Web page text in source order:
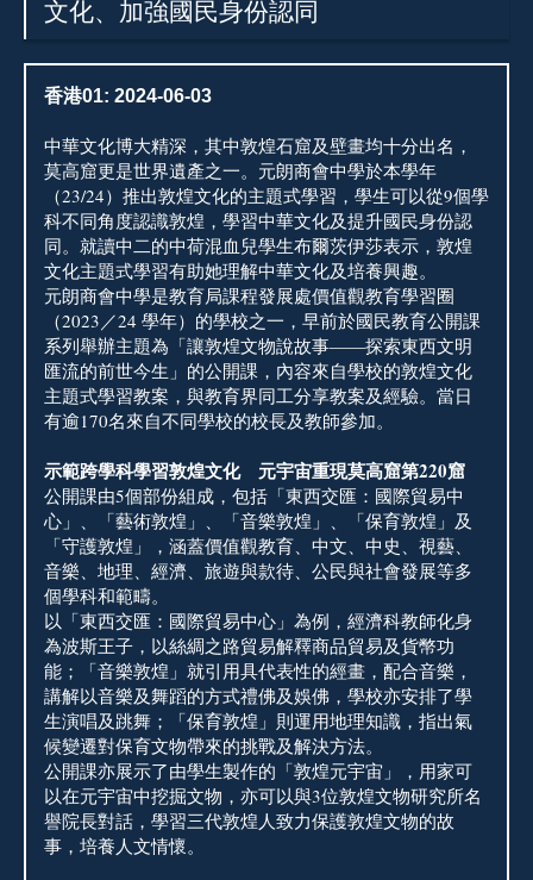
文化、加強國民身份認同
香港01: 2024-06-03
中華文化博大精深，其中敦煌石窟及壁畫均十分出名，
莫高窟更是世界遺產之一。元朗商會中學於本學年
（23/24）推出敦煌文化的主題式學習，學生可以從9個學
科不同角度認識敦煌，學習中華文化及提升國民身份認
同。就讀中二的中荷混血兒學生布爾茨伊莎表示，敦煌
文化主題式學習有助她理解中華文化及培養興趣。
元朗商會中學是教育局課程發展處價值觀教育學習圈
（2023／24 學年）的學校之一，早前於國民教育公開課
系列舉辦主題為「讓敦煌文物說故事——探索東西文明
匯流的前世今生」的公開課，內容來自學校的敦煌文化
主題式學習教案，與教育界同工分享教案及經驗。當日
有逾170名來自不同學校的校長及教師參加。
示範跨學科學習敦煌文化 元宇宙重現莫高窟第220窟
公開課由5個部份組成，包括「東西交匯：國際貿易中
心」、「藝術敦煌」、「音樂敦煌」、「保育敦煌」及
「守護敦煌」，涵蓋價值觀教育、中文、中史、視藝、
音樂、地理、經濟、旅遊與款待、公民與社會發展等多
個學科和範疇。
以「東西交匯：國際貿易中心」為例，經濟科教師化身
為波斯王子，以絲綢之路貿易解釋商品貿易及貨幣功
能；「音樂敦煌」就引用具代表性的經畫，配合音樂，
講解以音樂及舞蹈的方式禮佛及娛佛，學校亦安排了學
生演唱及跳舞；「保育敦煌」則運用地理知識，指出氣
候變遷對保育文物帶來的挑戰及解決方法。
公開課亦展示了由學生製作的「敦煌元宇宙」，用家可
以在元宇宙中挖掘文物，亦可以與3位敦煌文物研究所名
譽院長對話，學習三代敦煌人致力保護敦煌文物的故
事，培養人文情懷。